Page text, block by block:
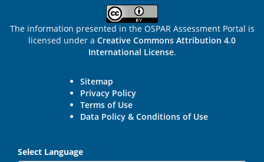
The information presented in the OSPAR Assessment Portal is
licensed under a Creative Commons Attribution 4.0
International License.
Sitemap
Privacy Policy
Terms of Use
Data Policy & Conditions of Use
Select Language